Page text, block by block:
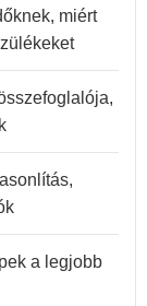
miért
a legjobb